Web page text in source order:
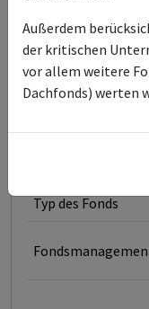
ISINs weiterer
Anteilsklassen
Typ des Fonds
Außerdem
der kritischen
vor allem weitere
Dachfonds) werten